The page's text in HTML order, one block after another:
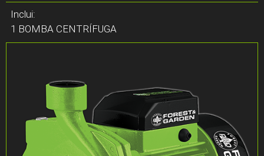
Inclui:
1 BOMBA CENTRÍFUGA